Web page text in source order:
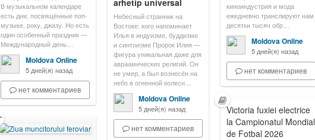
киноиндустрия и мода
ежедневно транслируют нам
десятки тысяч обр…
Moldova Online
5 дней(я) назад
нет комментариев
В музыкальном календаре
есть дни, посвящённые поп-
музыке, року, джазу. Но есть
один особенный праздник —
Международный день…
Moldova Online
5 дней(я) назад
нет комментариев
arhetip universal
Небесный странник на
Востоке: кого напоминает
Илья в индуизме, буддизме
и синтоизме Пророк Илия —
фигура уникальная даже для
авраамических религий. Он
не умер, а был вознесён на
небо в огненной колесн…
Moldova Online
5 дней(я) назад
нет комментариев
Victoria fuxiei electrice
la Campionatul Mondial
de Fotbal 2026